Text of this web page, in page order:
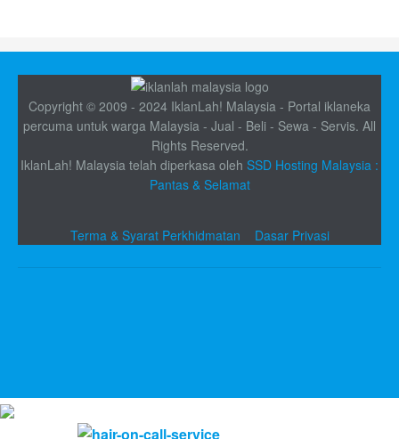
Copyright © 2009 - 2024 IklanLah! Malaysia - Portal iklaneka
percuma untuk warga Malaysia - Jual - Beli - Sewa - Servis. All
Rights Reserved.
IklanLah! Malaysia telah diperkasa oleh SSD Hosting Malaysia :
Pantas & Selamat
Terma & Syarat Perkhidmatan Dasar Privasi